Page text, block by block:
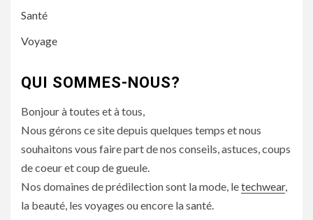
Santé
Voyage
QUI SOMMES-NOUS?
Bonjour à toutes et à tous,
Nous gérons ce site depuis quelques temps et nous
souhaitons vous faire part de nos conseils, astuces, coups
de coeur et coup de gueule.
Nos domaines de prédilection sont la mode, letechwear,
la beauté, les voyages ou encore la santé.